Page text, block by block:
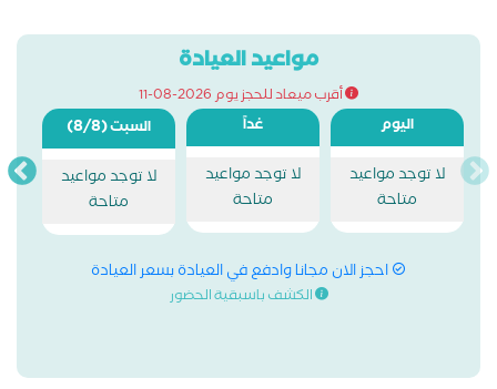
مواعيد العيادة
أقرب ميعاد للحجز يوم 2026-08-11
اليوم
لا توجد مواعيد
متاحة
غداً
لا توجد مواعيد
متاحة
السبت(8/8)
لا توجد مواعيد
متاحة
احجز الان مجانا وادفع في العيادة بسعر العيادة
الكشف باسبقية الحضور